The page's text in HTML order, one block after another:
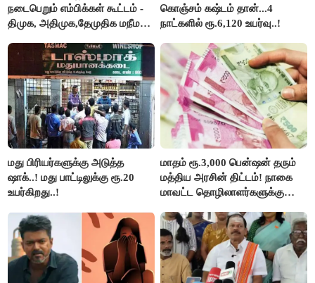
நடைபெறும் எம்பிக்கள் கூட்டம் -
திமுக, அதிமுக,தேமுதிக மநீம
கொஞ்சம் கஷ்டம் தான்...4
நாட்களில் ரூ.6,120 உயர்வு..!
மது பிரியர்களுக்கு அடுத்த
ஷாக்..! மது பாட்டிலுக்கு ரூ.20
உயர்கிறது..!
மாதம் ரூ.3,000 பென்ஷன் தரும்
மத்திய அரசின் திட்டம்! நாகை
மாவட்ட தொழிலாளர்களுக்கு
செய்தி!